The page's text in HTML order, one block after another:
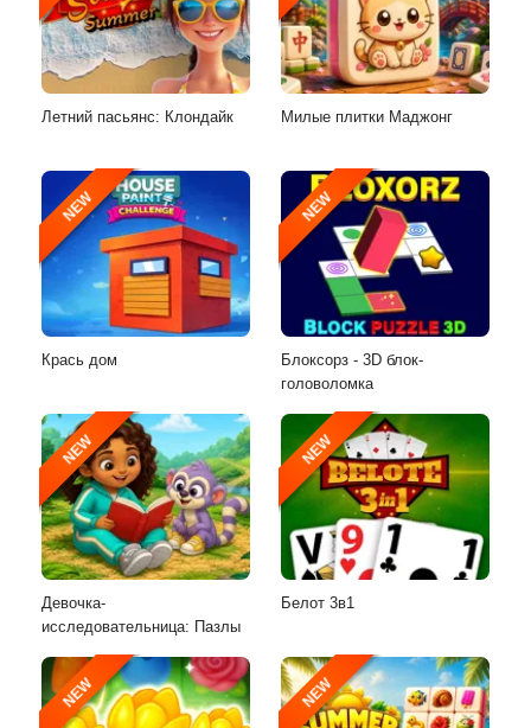
Летний пасьянс: Клондайк Милые плитки Маджонг
NEW
Крась дом
NEW
Блоксорз - 3D блок-
головоломка
NEW
Девочка-
исследовательница: Пазлы
NEW
Белот 3в1
NEW NEW